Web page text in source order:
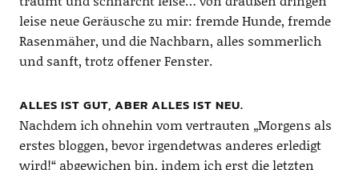
leise neue Geräusche zu mir: fremde Hunde, fremde
Rasenmäher, und die Nachbarn, alles sommerlich
und sanft, trotz offener Fenster.
ALLES IST GUT, ABER ALLES IST NEU.
Nachdem ich ohnehin vom vertrauten „Morgens als
erstes bloggen, bevor irgendetwas anderes erledigt
wird!“ abgewichen bin, indem ich erst die letzten